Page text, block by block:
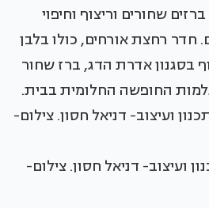
שחורים וריצוף וחיפוי
חדר רחצת אורחים, כולו בלבן
בסגנון אדרת הדג, ברז שחור
החופשה החלומית בבית.
ועיצוב- דניאל חסון. צילום-